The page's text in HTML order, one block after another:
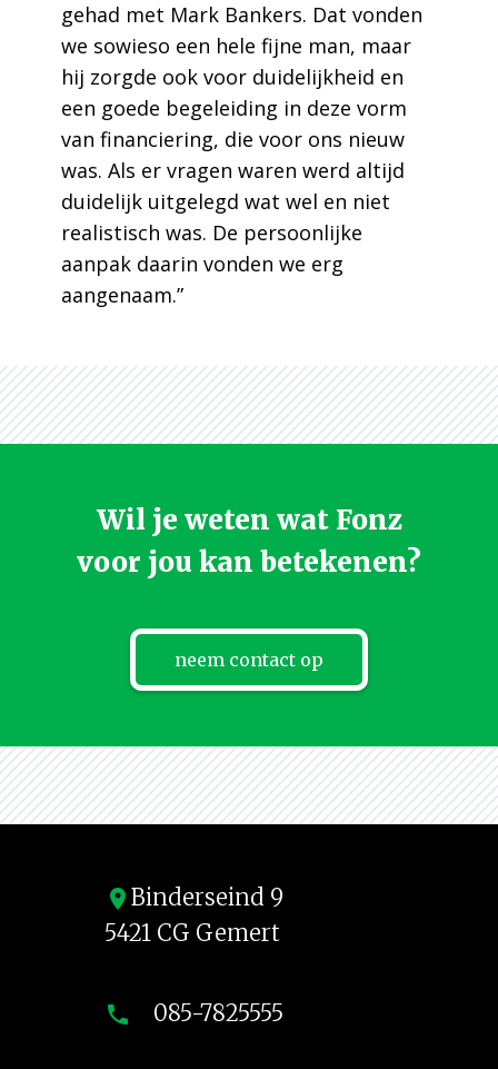
gehad met Mark Bankers. Dat vonden
we sowieso een hele fijne man, maar
hij zorgde ook voor duidelijkheid en
een goede begeleiding in deze vorm
van financiering, die voor ons nieuw
was. Als er vragen waren werd altijd
duidelijk uitgelegd wat wel en niet
realistisch was. De persoonlijke
aanpak daarin vonden we erg
aangenaam.”
Wil je weten wat Fonz
voor jou kan betekenen?
neem contact op
location_on Binderseind 9
5421 CG Gemert
phone 085-7825555